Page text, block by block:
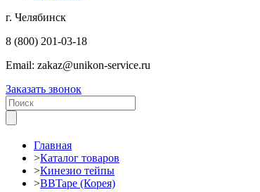
г. Челябинск
8 (800) 201-03-18
Email: zakaz@unikon-service.ru
Заказать звонок
Главная
>Каталог товаров
>Кинезио тейпы
>BBTape (Корея)